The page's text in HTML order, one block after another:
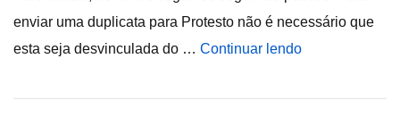
enviar uma duplicata para Protesto não é necessário que
esta seja desvinculada do … Continuar lendo